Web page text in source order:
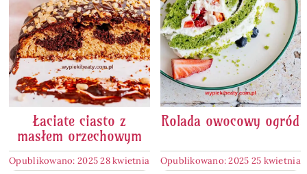
Łaciate ciasto z
masłem orzechowym
Opublikowano: 2025 28 kwietnia
Rolada owocowy ogród
Opublikowano: 2025 25 kwietnia